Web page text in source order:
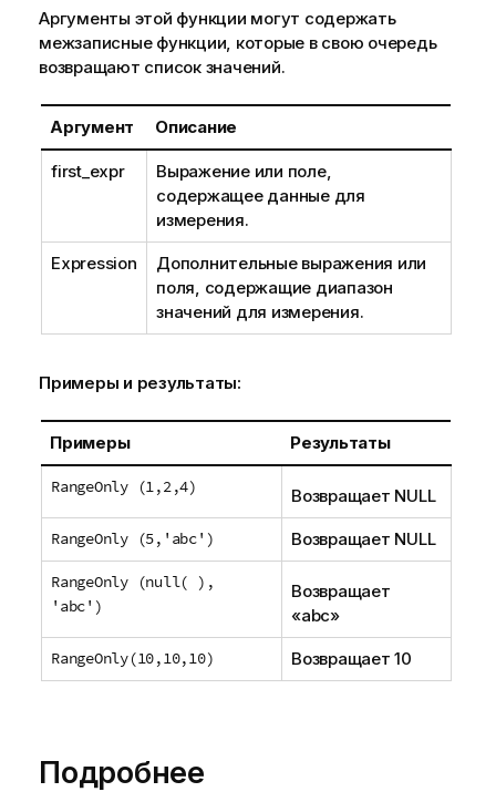
Аргументы этой функции могут содержать
межзаписные функции, которые в свою очередь
возвращают список значений.
Аргумент Описание
first_expr
Выражение или поле,
содержащее данные для
измерения.
Expression
Дополнительные выражения или
поля, содержащие диапазон
значений для измерения.
Примеры и результаты:
Примеры Результаты
RangeOnly (1,2,4) Возвращает NULL
RangeOnly (5,'abc') Возвращает NULL
RangeOnly (null( ),
'abc')
Возвращает
«abc»
RangeOnly(10,10,10) Возвращает 10
Подробнее